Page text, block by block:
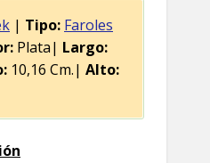
| Tipo: Faroles
Plata| Largo:
10,16 Cm.| Alto: